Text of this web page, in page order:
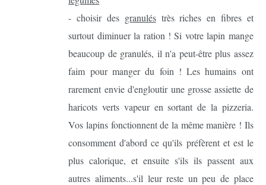
- choisir des granuléstrès riches en fibres et
surtout diminuer la ration ! Si votre lapin mange
beaucoup de granulés, il n'a peut-être plus assez
faim pour manger du foin ! Les humains ont
rarement envie d'engloutir une grosse assiette de
haricots verts vapeur en sortant de la pizzeria.
Vos lapins fonctionnent de la même manière ! Ils
consomment d'abord ce qu'ils préfèrent et est le
plus calorique, et ensuite s'ils ils passent aux
autres aliments...s'il leur reste un peu de place